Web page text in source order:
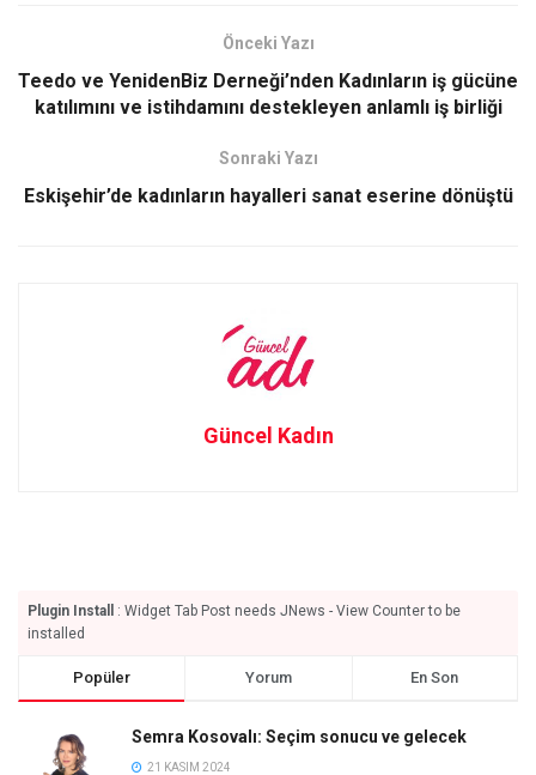
o
o
d
o
Önceki Yazı
Teedo ve YenidenBiz Derneği’nden Kadınların iş gücüne
katılımını ve istihdamını destekleyen anlamlı iş birliği
Sonraki Yazı
Eskişehir’de kadınların hayalleri sanat eserine dönüştü
Güncel Kadın
Plugin Install
: Widget Tab Post needs JNews - View Counter to be
installed
Popüler Yorum En Son
Semra Kosovalı: Seçim sonucu ve gelecek
21 KASIM 2024